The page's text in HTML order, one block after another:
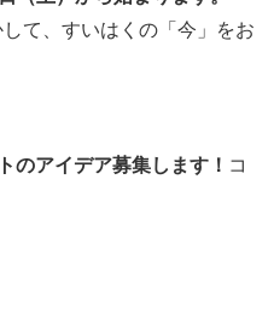
て、すいはくの「今」をお
のアイデア募集します！ コ